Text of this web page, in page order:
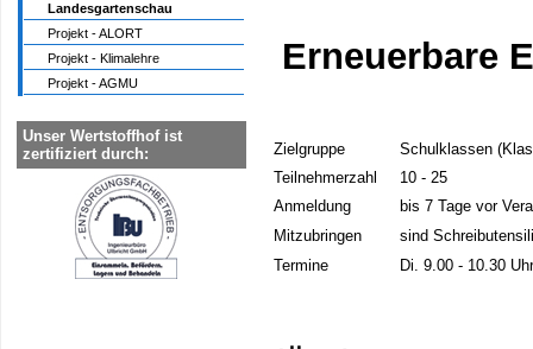
Landesgartenschau
Projekt - ALORT
Projekt - Klimalehre
Projekt - AGMU
Unser Wertstoffhof ist
zertifiziert durch:
Erneuerbare
Zielgruppe
Schulklassen
Teilnehmerzahl
10 - 25
Anmeldung
bis 7 Tage vor
Mitzubringen
sind
Termine
Di. 9.00 - 10.30